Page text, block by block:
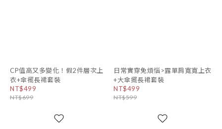
CP值高又多變化！假2件層次上
衣+傘襬長裙套裝
NT$499
NT$699
日常實穿免煩惱>露單肩寬寬上衣
+大傘擺長裙套裝
NT$499
NT$599